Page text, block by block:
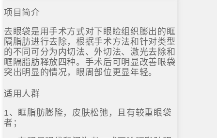
项目简介
去眼袋是用手术方式对下眼睑组织膨出的眶
隔脂肪进行去除，根据手术方法和针对类型
的不同可分为内切法、外切法、激光去除和
眶隔脂肪释放四种。手术后可明显改善眼袋
突出明显的情况，眼周部位更显年轻。
适用人群
1、眶脂肪膨隆，皮肤松弛，且有较重眼袋
者；